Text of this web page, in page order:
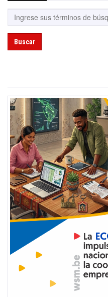
Buscar